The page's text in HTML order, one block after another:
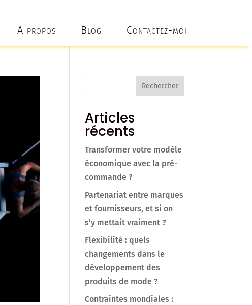
A propos Blog Contactez-moi
Rechercher
Articles
récents
Transformer votre modèle
économique avec la pré-
commande ?
Partenariat entre marques
et fournisseurs, et si on
s’y mettait vraiment ?
Flexibilité : quels
changements dans le
développement des
produits de mode ?
Contraintes mondiales :